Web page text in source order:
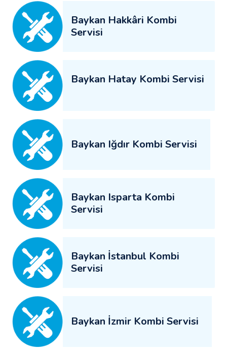
Baykan Hakkâri Kombi
Servisi
Baykan Hatay Kombi Servisi
Baykan Iğdır Kombi Servisi
Baykan Isparta Kombi
Servisi
Baykan İstanbul Kombi
Servisi
Baykan İzmir Kombi Servisi